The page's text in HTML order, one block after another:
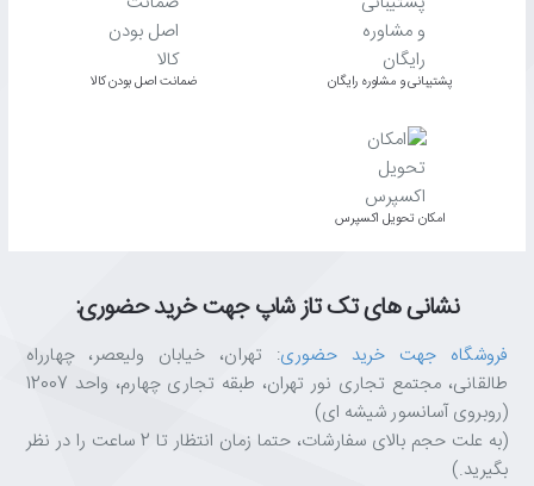
پشتیبانی و مشاوره رایگان ﺿﻤﺎﻧﺖ اﺻﻞ ﺑﻮدن ﮐﺎﻟﺎ
اﻣﮑﺎن ﺗﺤﻮﯾﻞ اﮐﺴﭙﺮس
نشانی های تک تاز شاپ جهت خرید حضوری:
فروشگاه جهت خرید حضوری: تهران، خیابان ولیعصر، چهارراه
طالقانی، مجتمع تجاری نور تهران، طبقه تجاری چهارم، واحد 12007
(روبروی آسانسور شیشه ای)
(به علت حجم بالای سفارشات، حتما زمان انتظار تا 2 ساعت را در نظر
بگیرید.)